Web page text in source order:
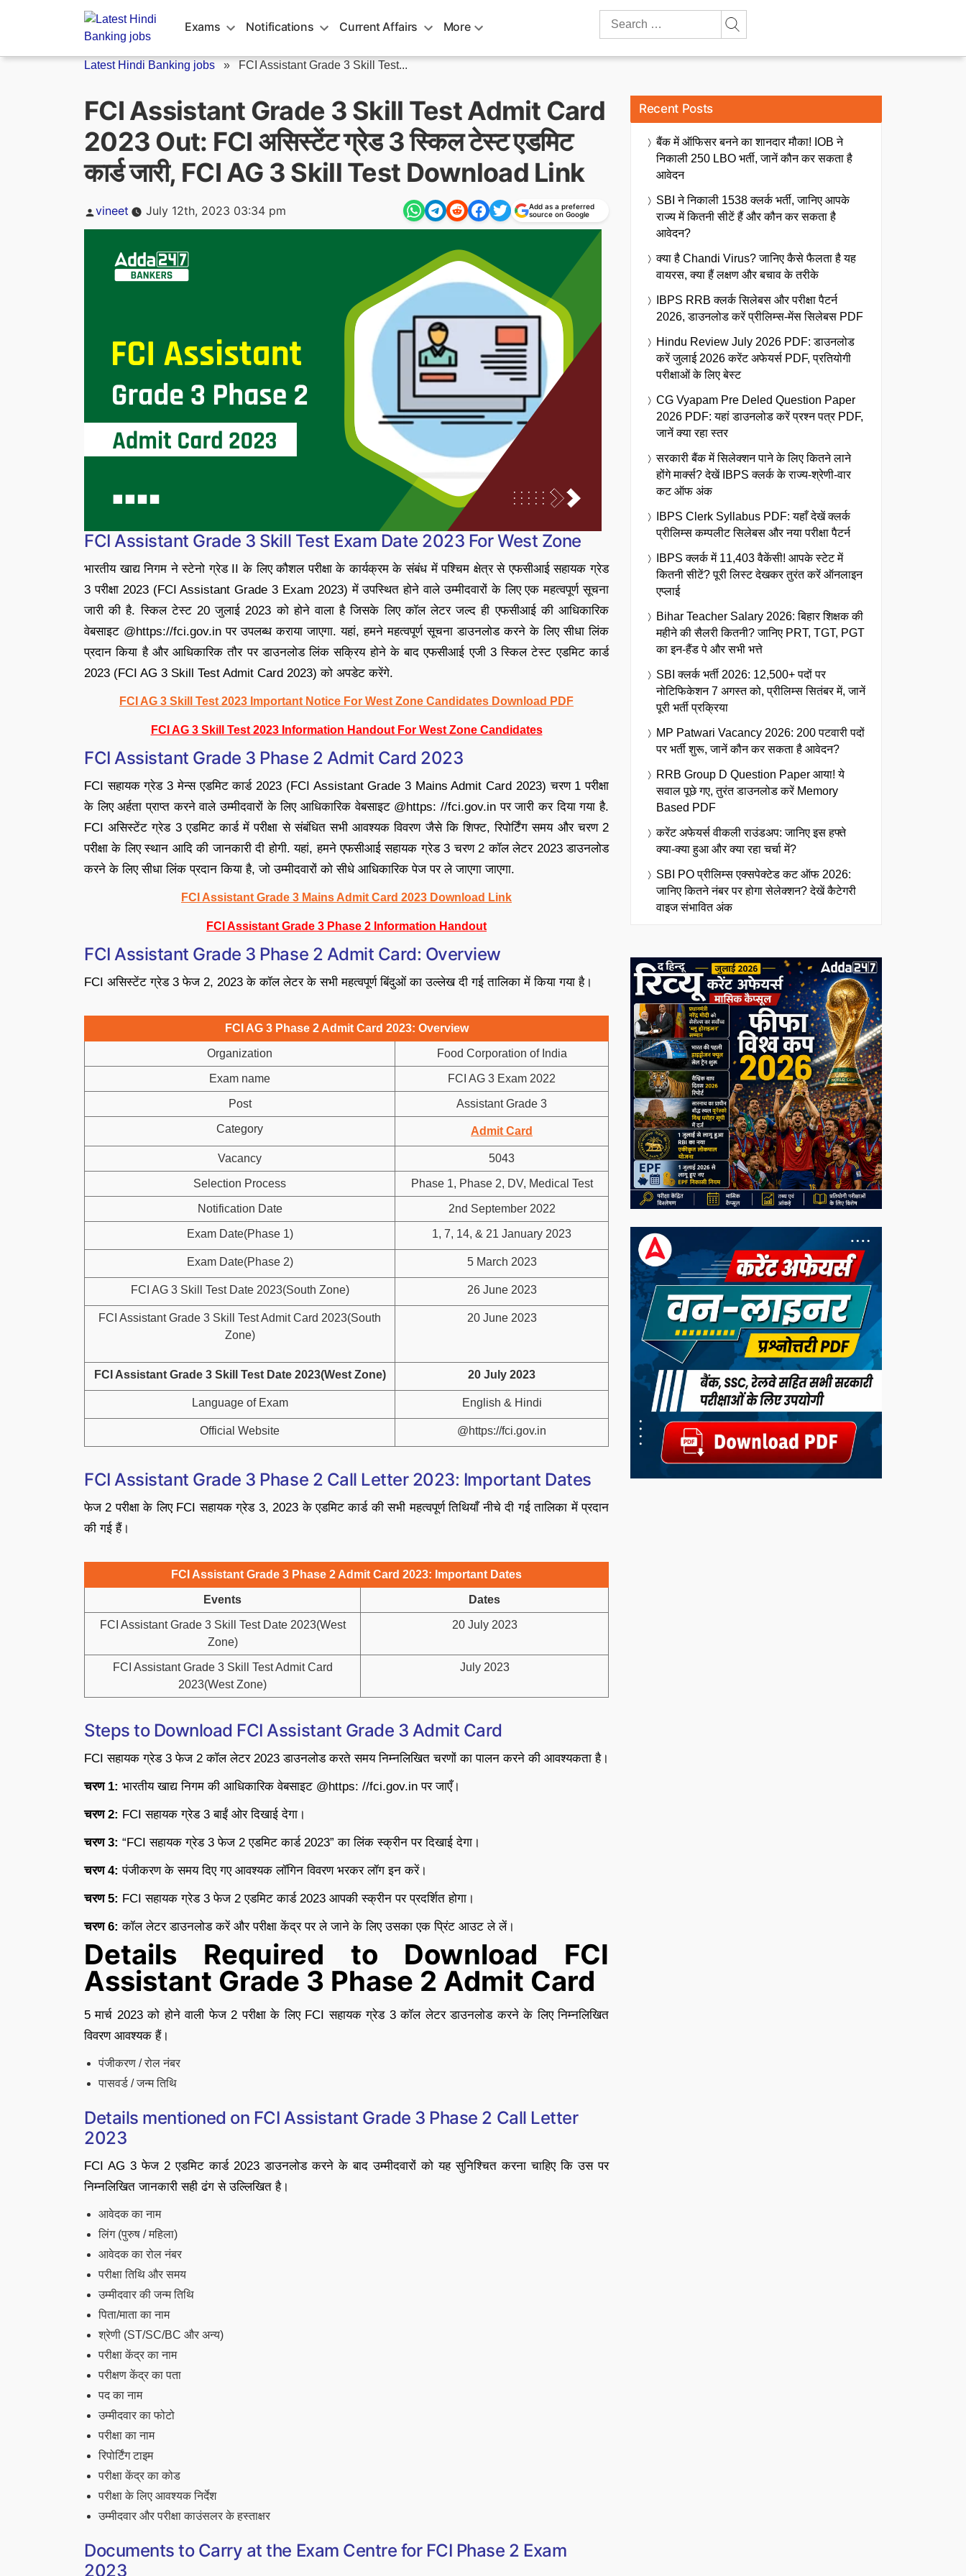
Exams Notifications Current Affairs More
Search
Latest Hindi Banking jobs » FCI Assistant Grade 3 Skill Test...
FCI Assistant Grade 3 Skill Test Admit Card
2023 Out: FCI असिस्टेंट ग्रेड 3 स्किल टेस्ट एडमिट
कार्ड जारी, FCI AG 3 Skill Test Download Link
Posted
vineet July 12th, 2023 03:34 pm
Add as a preferred
source on Google
FCI Assistant Grade 3 Skill Test Exam Date 2023 For West Zone
भारतीय खाद्य निगम ने स्टेनो ग्रेड II के लिए कौशल परीक्षा के कार्यक्रम के संबंध में पश्चिम क्षेत्र से एफसीआई सहायक ग्रेड
3 परीक्षा 2023 (FCI Assistant Grade 3 Exam 2023) में उपस्थित होने वाले उम्मीदवारों के लिए एक महत्वपूर्ण सूचना
जारी की है. स्किल टेस्ट 20 जुलाई 2023 को होने वाला है जिसके लिए कॉल लेटर जल्द ही एफसीआई की आधिकारिक
वेबसाइट @https://fci.gov.in पर उपलब्ध कराया जाएगा. यहां, हमने महत्वपूर्ण सूचना डाउनलोड करने के लिए सीधा लिंक
प्रदान किया है और आधिकारिक तौर पर डाउनलोड लिंक सक्रिय होने के बाद एफसीआई एजी 3 स्किल टेस्ट एडमिट कार्ड
2023 (FCI AG 3 Skill Test Admit Card 2023) को अपडेट करेंगे.
FCI AG 3 Skill Test 2023 Important Notice For West Zone Candidates Download PDF
FCI AG 3 Skill Test 2023 Information Handout For West Zone Candidates
FCI Assistant Grade 3 Phase 2 Admit Card 2023
FCI सहायक ग्रेड 3 मेन्स एडमिट कार्ड 2023 (FCI Assistant Grade 3 Mains Admit Card 2023) चरण 1 परीक्षा
के लिए अर्हता प्राप्त करने वाले उम्मीदवारों के लिए आधिकारिक वेबसाइट @https: //fci.gov.in पर जारी कर दिया गया है.
FCI असिस्टेंट ग्रेड 3 एडमिट कार्ड में परीक्षा से संबंधित सभी आवश्यक विवरण जैसे कि शिफ्ट, रिपोर्टिंग समय और चरण 2
परीक्षा के लिए स्थान आदि की जानकारी दी होगी. यहां, हमने एफसीआई सहायक ग्रेड 3 चरण 2 कॉल लेटर 2023 डाउनलोड
करने के लिए सीधा लिंक प्रदान किया है, जो उम्मीदवारों को सीधे आधिकारिक पेज पर ले जाएगा जाएगा.
FCI Assistant Grade 3 Mains Admit Card 2023 Download Link
FCI Assistant Grade 3 Phase 2 Information Handout
FCI Assistant Grade 3 Phase 2 Admit Card: Overview
FCI असिस्टेंट ग्रेड 3 फेज 2, 2023 के कॉल लेटर के सभी महत्वपूर्ण बिंदुओं का उल्लेख दी गई तालिका में किया गया है।
FCI AG 3 Phase 2 Admit Card 2023: Overview
Organization Food Corporation of India
Exam name FCI AG 3 Exam 2022
Post Assistant Grade 3
Category Admit Card
Vacancy 5043
Selection Process Phase 1, Phase 2, DV, Medical Test
Notification Date 2nd September 2022
Exam Date(Phase 1) 1, 7, 14, & 21 January 2023
Exam Date(Phase 2) 5 March 2023
FCI AG 3 Skill Test Date 2023(South Zone) 26 June 2023
FCI Assistant Grade 3 Skill Test Admit Card 2023(South
Zone)
20 June 2023
FCI Assistant Grade 3 Skill Test Date 2023(West Zone) 20 July 2023
Language of Exam English & Hindi
Official Website @https://fci.gov.in
FCI Assistant Grade 3 Phase 2 Call Letter 2023: Important Dates
फेज 2 परीक्षा के लिए FCI सहायक ग्रेड 3, 2023 के एडमिट कार्ड की सभी महत्वपूर्ण तिथियाँ नीचे दी गई तालिका में प्रदान
की गई हैं।
FCI Assistant Grade 3 Phase 2 Admit Card 2023: Important Dates
Events Dates
FCI Assistant Grade 3 Skill Test Date 2023(West
Zone)
20 July 2023
FCI Assistant Grade 3 Skill Test Admit Card
2023(West Zone)
July 2023
Steps to Download FCI Assistant Grade 3 Admit Card
FCI सहायक ग्रेड 3 फेज 2 कॉल लेटर 2023 डाउनलोड करते समय निम्नलिखित चरणों का पालन करने की आवश्यकता है।
चरण 1: भारतीय खाद्य निगम की आधिकारिक वेबसाइट @https: //fci.gov.in पर जाएँ।
चरण 2: FCI सहायक ग्रेड 3 बाईं ओर दिखाई देगा।
चरण 3: “FCI सहायक ग्रेड 3 फेज 2 एडमिट कार्ड 2023” का लिंक स्क्रीन पर दिखाई देगा।
चरण 4: पंजीकरण के समय दिए गए आवश्यक लॉगिन विवरण भरकर लॉग इन करें।
चरण 5: FCI सहायक ग्रेड 3 फेज 2 एडमिट कार्ड 2023 आपकी स्क्रीन पर प्रदर्शित होगा।
चरण 6: कॉल लेटर डाउनलोड करें और परीक्षा केंद्र पर ले जाने के लिए उसका एक प्रिंट आउट ले लें।
Details Required to Download FCI
Assistant Grade 3 Phase 2 Admit Card
5 मार्च 2023 को होने वाली फेज 2 परीक्षा के लिए FCI सहायक ग्रेड 3 कॉल लेटर डाउनलोड करने के लिए निम्नलिखित
विवरण आवश्यक हैं।
पंजीकरण / रोल नंबर
पासवर्ड / जन्म तिथि
Details mentioned on FCI Assistant Grade 3 Phase 2 Call Letter
2023
FCI AG 3 फेज 2 एडमिट कार्ड 2023 डाउनलोड करने के बाद उम्मीदवारों को यह सुनिश्चित करना चाहिए कि उस पर
निम्नलिखित जानकारी सही ढंग से उल्लिखित है।
आवेदक का नाम
लिंग (पुरुष / महिला)
आवेदक का रोल नंबर
परीक्षा तिथि और समय
उम्मीदवार की जन्म तिथि
पिता/माता का नाम
श्रेणी (ST/SC/BC और अन्य)
परीक्षा केंद्र का नाम
परीक्षण केंद्र का पता
पद का नाम
उम्मीदवार का फोटो
परीक्षा का नाम
रिपोर्टिंग टाइम
परीक्षा केंद्र का कोड
परीक्षा के लिए आवश्यक निर्देश
उम्मीदवार और परीक्षा काउंसलर के हस्ताक्षर
Documents to Carry at the Exam Centre for FCI Phase 2 Exam
2023
Recent Posts
बैंक में ऑफिसर बनने का शानदार मौका! IOB ने
निकाली 250 LBO भर्ती, जानें कौन कर सकता है
आवेदन
SBI ने निकाली 1538 क्लर्क भर्ती, जानिए आपके
राज्य में कितनी सीटें हैं और कौन कर सकता है
आवेदन?
क्या है Chandi Virus? जानिए कैसे फैलता है यह
वायरस, क्या हैं लक्षण और बचाव के तरीके
IBPS RRB क्लर्क सिलेबस और परीक्षा पैटर्न
2026, डाउनलोड करें प्रीलिम्स-मेंस सिलेबस PDF
Hindu Review July 2026 PDF: डाउनलोड
करें जुलाई 2026 करेंट अफेयर्स PDF, प्रतियोगी
परीक्षाओं के लिए बेस्ट
CG Vyapam Pre Deled Question Paper
2026 PDF: यहां डाउनलोड करें प्रश्न पत्र PDF,
जानें क्या रहा स्तर
सरकारी बैंक में सिलेक्शन पाने के लिए कितने लाने
होंगे मार्क्स? देखें IBPS क्लर्क के राज्य-श्रेणी-वार
कट ऑफ अंक
IBPS Clerk Syllabus PDF: यहाँ देखें क्लर्क
प्रीलिम्स कम्पलीट सिलेबस और नया परीक्षा पैटर्न
IBPS क्लर्क में 11,403 वैकेंसी! आपके स्टेट में
कितनी सीटें? पूरी लिस्ट देखकर तुरंत करें ऑनलाइन
एप्लाई
Bihar Teacher Salary 2026: बिहार शिक्षक की
महीने की सैलरी कितनी? जानिए PRT, TGT, PGT
का इन-हैंड पे और सभी भत्ते
SBI क्लर्क भर्ती 2026: 12,500+ पदों पर
नोटिफिकेशन 7 अगस्त को, प्रीलिम्स सितंबर में, जानें
पूरी भर्ती प्रक्रिया
MP Patwari Vacancy 2026: 200 पटवारी पदों
पर भर्ती शुरू, जानें कौन कर सकता है आवेदन?
RRB Group D Question Paper आया! ये
सवाल पूछे गए, तुरंत डाउनलोड करें Memory
Based PDF
करेंट अफेयर्स वीकली राउंडअप: जानिए इस हफ्ते
क्या-क्या हुआ और क्या रहा चर्चा में?
SBI PO प्रीलिम्स एक्सपेक्टेड कट ऑफ 2026:
जानिए कितने नंबर पर होगा सेलेक्शन? देखें कैटेगरी
वाइज संभावित अंक